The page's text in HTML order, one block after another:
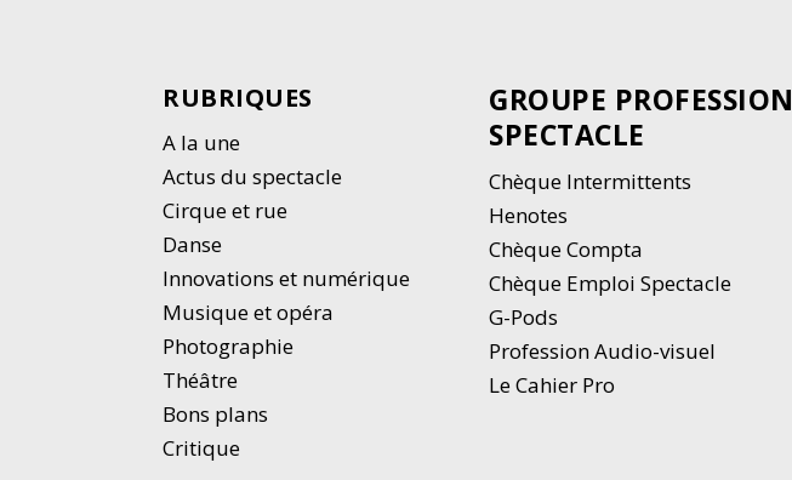
RUBRIQUES
A la une
Actus du spectacle
Cirque et rue
Danse
Innovations et numérique
Musique et opéra
Photographie
Théâtre
Bons plans
Critique
GROUPE PROFESSION
SPECTACLE
Chèque Intermittents
Henotes
Chèque Compta
Chèque Emploi Spectacle
G-Pods
Profession Audio-visuel
Le Cahier Pro